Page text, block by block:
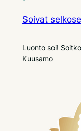
Soivat
Luonto soi!
Kuusamo